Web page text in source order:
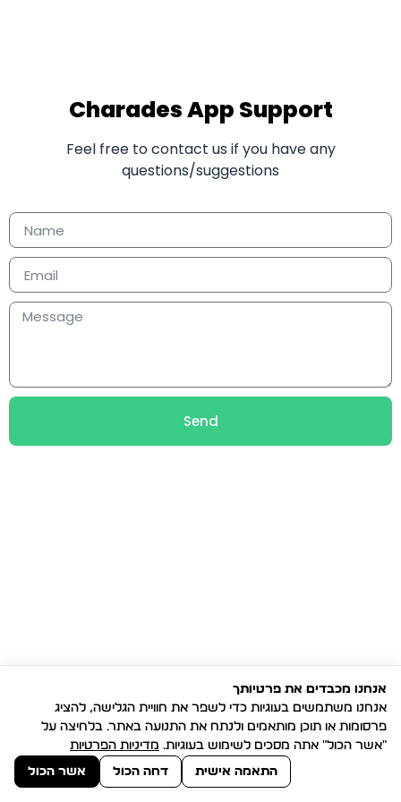
Charades App Support
Feel free to contact us if you have any
questions/suggestions
Send
אנחנו מכבדים את פרטיותך
אנחנו משתמשים בעוגיות כדי לשפר את חוויית הגלישה, להציג
פרסומות או תוכן מותאמים ולנתח את התנועה באתר. בלחיצה על
"אשר הכול" אתה מסכים לשימוש בעוגיות. מדיניות הפרטיות
התאמה אישית דחה הכול אשר הכול